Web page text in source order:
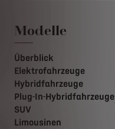
Modelle
Überblick
Elektrofahrzeuge
Hybridfahrzeuge
Plug-In-Hybridfahrzeuge
SUV
Limousinen